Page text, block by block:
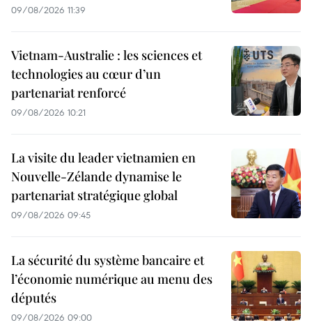
09/08/2026 11:39
Vietnam-Australie : les sciences et
technologies au cœur d’un
partenariat renforcé
09/08/2026 10:21
La visite du leader vietnamien en
Nouvelle-Zélande dynamise le
partenariat stratégique global
09/08/2026 09:45
La sécurité du système bancaire et
l’économie numérique au menu des
députés
09/08/2026 09:00